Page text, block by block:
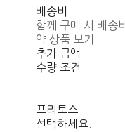
배송비 -
함께 구매 시 배송
약 상품 보기
추가 금액
수량 조건
프리토스
선택하세요.